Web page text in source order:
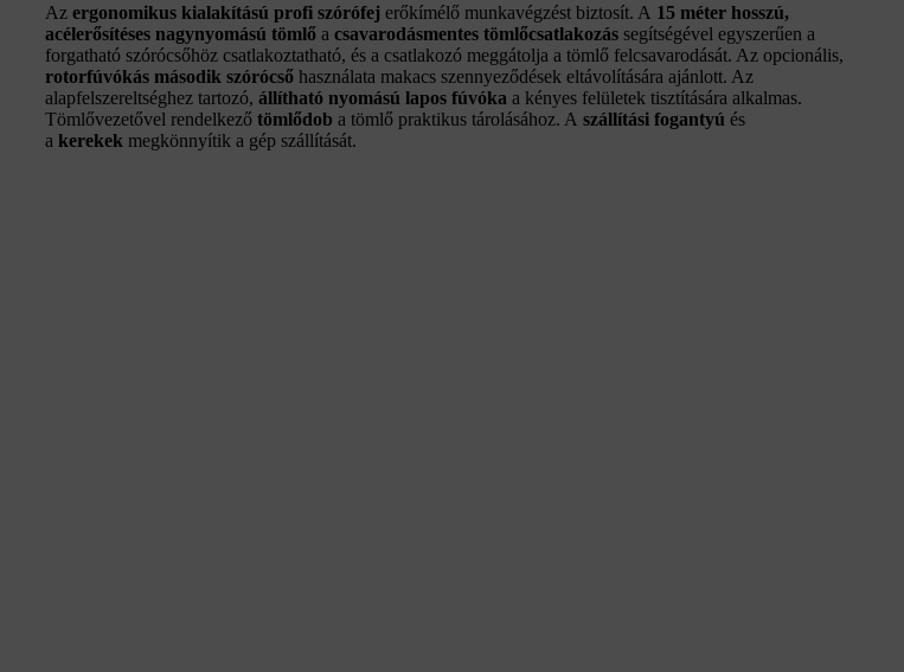
Az ergonomikus kialakítású profi szórófej erőkímélő munkavégzést biztosít. A 15 méter hosszú,
acélerősítéses nagynyomású tömlő a csavarodásmentes tömlőcsatlakozás segítségével egyszerűen a
forgatható szórócsőhöz csatlakoztatható, és a csatlakozó meggátolja a tömlő felcsavarodását. Az opcionális,
rotorfúvókás második szórócső használata makacs szennyeződések eltávolítására ajánlott. Az
alapfelszereltséghez tartozó, állítható nyomású lapos fúvóka a kényes felületek tisztítására alkalmas.
Tömlővezetővel rendelkező tömlődob a tömlő praktikus tárolásához. A szállítási fogantyú és
a kerekek megkönnyítik a gép szállítását.